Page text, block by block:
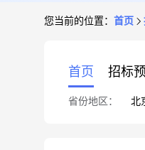
您当前的位置： 首页
首页 招标
省份地区： 北